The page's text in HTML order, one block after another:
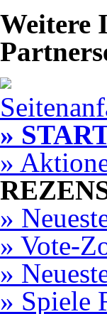
Weitere
»
»
»
» Vote-
»
» Spiele